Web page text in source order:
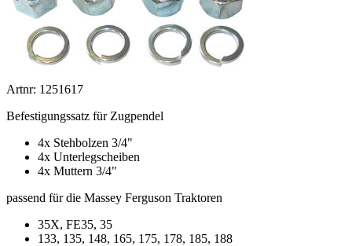
Artnr: 1251617
Befestigungssatz für Zugpendel
4x Stehbolzen 3/4"
4x Unterlegscheiben
4x Muttern 3/4"
passend für die Massey Ferguson Traktoren
35X, FE35, 35
133, 135, 148, 165, 175, 178, 185, 188